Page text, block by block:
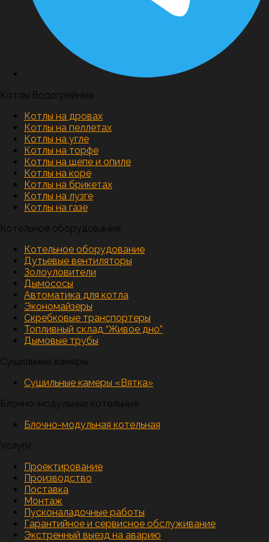
Котлы Водогрейные
Котлы на дровах
Котлы на пеллетах
Котлы на угле
Котлы на торфе
Котлы на щепе и опиле
Котлы на коре
Котлы на брикетах
Котлы на лузге
Котлы на газе
Котельное оборудование
Котельное оборудование
Дутьевые вентиляторы
Золоуловители
Дымососы
Автоматика для котла
Экономайзеры
Скребковые транспортеры
Топливный склад “Живое дно”
Дымовые трубы
Сушильные камеры
Сушильные камеры «Вятка»
Блочно-модульные котельные
Блочно-модульная котельная
Услуги
Проектирование
Производство
Поставка
Монтаж
Пусконаладочные работы
Гарантийное и сервисное обслуживание
Экстренный выезд на аварию